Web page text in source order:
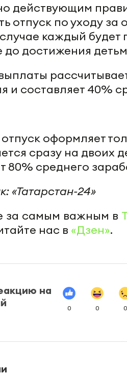
действующим
отпуск по уходу за
каждый
до достижения
и составляет 40%
оформляет
сразу на двоих
80% среднего
«Татарстан-24»
за самым важным в
нас в «Дзен».
на
0 0 0